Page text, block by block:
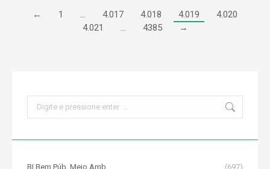
← 1 … 4.017 4.018 4.019
4.020
4.021
… 4385 →
BI Bem Púb. Meio Amb.
(697)